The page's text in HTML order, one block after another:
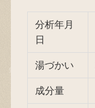
分析年月
日
湯づかい
成分量